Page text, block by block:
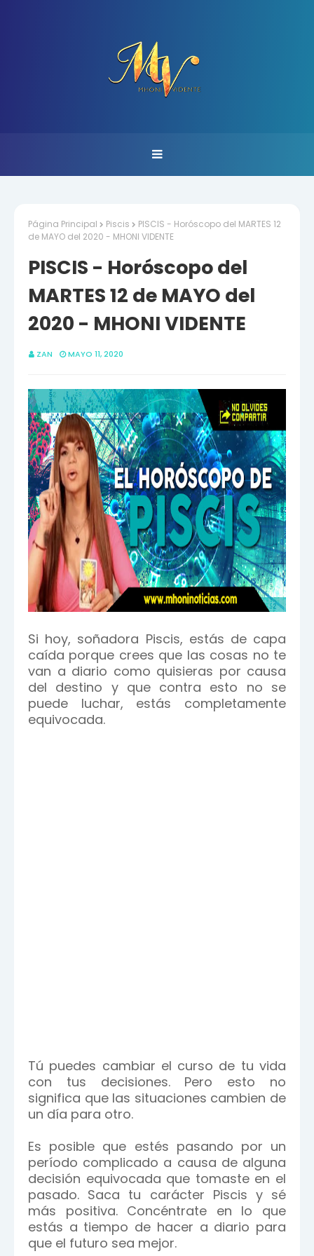
Página Principal Piscis
PISCIS - Horóscopo del MARTES 12
de MAYO del 2020 - MHONI VIDENTE
PISCIS - Horóscopo del
MARTES 12 de MAYO del
2020 - MHONI VIDENTE
ZAN MAYO 11, 2020
Si hoy, soñadora Piscis, estás de capa
caída porque crees que las cosas no te
van a diario como quisieras por causa
del destino y que contra esto no se
puede luchar, estás completamente
equivocada.
Tú puedes cambiar el curso de tu vida
con tus decisiones. Pero esto no
significa que las situaciones cambien de
un día para otro.
Es posible que estés pasando por un
período complicado a causa de alguna
decisión equivocada que tomaste en el
pasado. Saca tu carácter Piscis y sé
más positiva. Concéntrate en lo que
estás a tiempo de hacer a diario para
que el futuro sea mejor.